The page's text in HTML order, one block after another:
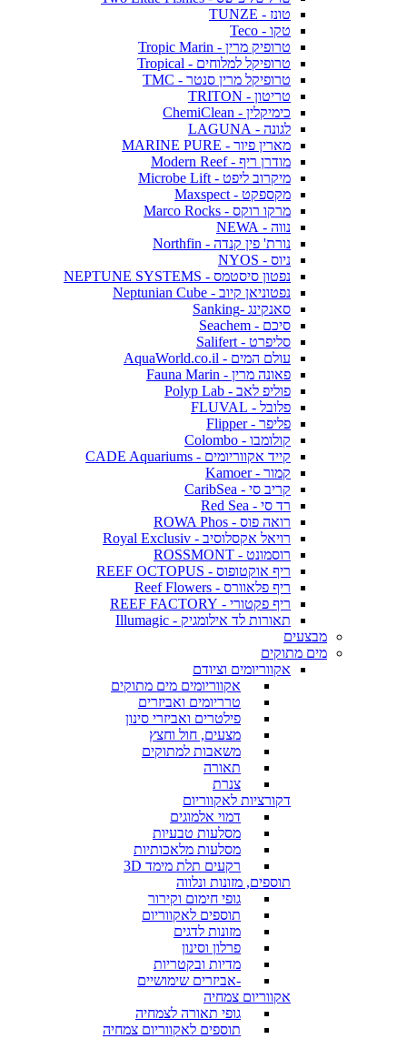
טונז - TUNZE
טקו - Teco
טרופיק מרין - Tropic Marin
טרופיקל למלוחים - Tropical
טרופיקל מרין סנטר - TMC
טריטון - TRITON
כימיקלין - ChemiClean
לגונה - LAGUNA
מארין פיור - MARINE PURE
מודרן ריף - Modern Reef
מיקרוב ליפט - Microbe Lift
מקספקט - Maxspect
מרקו רוקס - Marco Rocks
נווה - NEWA
נורת' פין קנדה - Northfin
ניוס - NYOS
נפטון סיסטמס - NEPTUNE SYSTEMS
נפטוניאן קיוב - Neptunian Cube
סאנקינג -Sanking
סיכם - Seachem
סליפרט - Salifert
עולם המים - AquaWorld.co.il
פאונה מרין - Fauna Marin
פוליפ לאב - Polyp Lab
פלובל - FLUVAL
פליפר - Flipper
קולומבו - Colombo
קייד אקווריומים - CADE Aquariums
קמור - Kamoer
קריב סי - CaribSea
רד סי - Red Sea
רואה פוס - ROWA Phos
רויאל אקסלוסיב - Royal Exclusiv
רוסמונט - ROSSMONT
ריף אוקטופוס - REEF OCTOPUS
ריף פלאוורס - Reef Flowers
ריף פקטורי - REEF FACTORY
תאורות לד אילומגיק - Illumagic
מבצעים
מים מתוקים
אקווריומים וציודם
אקווריומים מים מתוקים
טרריומים ואביזרים
פילטרים ואביזרי סינון
מצעים, חול וחצץ
משאבות למתוקים
תאורה
צנרת
דקורציות לאקווריום
דמוי אלמוגים
מסלעות טבעיות
מסלעות מלאכותיות
רקעים תלת מימד 3D
תוספים, מזונות ונלווה
גופי חימום וקירור
תוספים לאקווריום
מזונות לדגים
פרלון וסינון
מדיות ובקטריות
-אביזרים שימושיים
אקווריום צמחיה
גופי תאורה לצמחיה
תוספים לאקווריום צמחיה